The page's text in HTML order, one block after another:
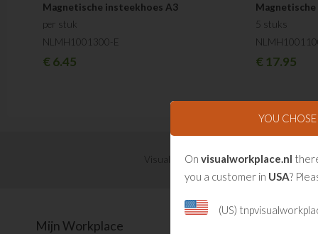
Magnetische insteekhoes A3
per stuk
NLMH1001300-E
€6.45
5 stuks
€17.95
Visual Management updates ontvangen?
Mijn Workplace
YOU CHOSE
On visualworkplace.nl
you a customer in USA?
(US)